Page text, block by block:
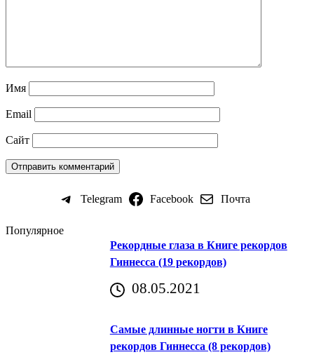
Имя
Email
Сайт
Telegram Facebook Почта
Популярное
Рекордные глаза в Книге рекордов
Гиннесса (19 рекордов)
08.05.2021
Самые длинные ногти в Книге
рекордов Гиннесса (8 рекордов)